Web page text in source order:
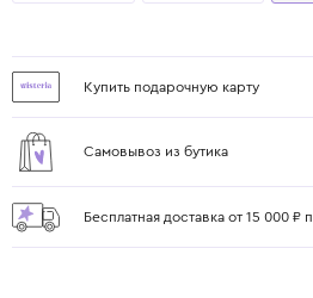
Купить подарочную карту
Самовывоз из бутика
Бесплатная доставка от 15 000 ₽